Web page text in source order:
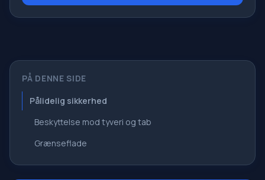
PÅ DENNE SIDE
Pålidelig sikkerhed
Beskyttelse mod tyveri og tab
Grænseflade